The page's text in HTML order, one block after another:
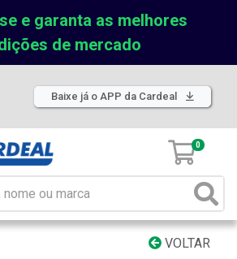
e garanta as melhores
de mercado
Baixe já o APP da Cardeal
0
VOLTAR